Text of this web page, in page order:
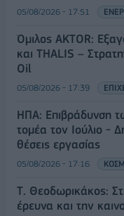
05/08/2026 - 17:51
Όμιλος AKTOR:
και THALIS –
Oil
05/08/2026 - 17:39
ΗΠΑ: Επιβράδυνση
τομέα τον Ιούλιο -
θέσεις εργασίας
05/08/2026 - 17:16
Τ. Θεοδωρικάκος:
έρευνα και την